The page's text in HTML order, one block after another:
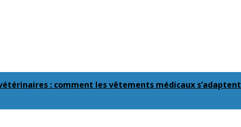
: comment les vêtements médicaux s’adaptent